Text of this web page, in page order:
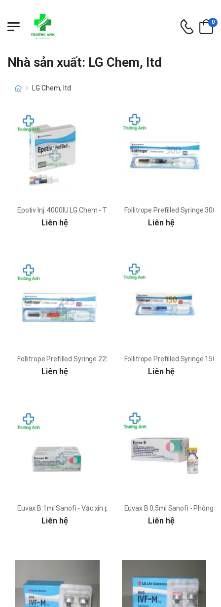
0
Nhà sản xuất: LG Chem, ltd
LG Chem, ltd
Epotiv Inj. 4000IU LG Chem - Thuốc điều trị thiếu máu hiệu quả
Liên hệ
Follitrope Prefilled Syringe
Liên hệ
Follitrope Prefilled Syringe 225IU LG Chem - Điều trị vô sinh ở nữ
Liên hệ
Follitrope Prefilled Syringe
Liên hệ
Euvax B 1ml Sanofi - Vắc xin phòng ngừa virus viêm gan B
Liên hệ
Euvax B 0,5ml Sanofi - Phòng
Liên hệ